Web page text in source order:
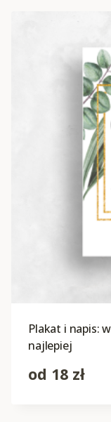
Plakat i napis:
najlepiej
od 18 zł